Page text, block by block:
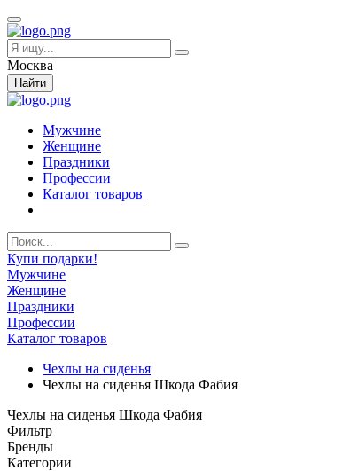
Москва
Найти
Мужчине
Женщине
Праздники
Профессии
Каталог товаров
Купи подарки!
Мужчине
Женщине
Праздники
Профессии
Каталог товаров
Чехлы на сиденья
Чехлы на сиденья Шкода Фабия
Чехлы на сиденья Шкода Фабия
Фильтр
Бренды
Категории